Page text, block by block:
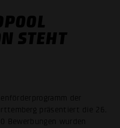
STEHT
der
präsentiert die 26.
Bewerbungen wurden